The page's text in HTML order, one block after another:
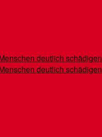
deutlich schädigen
deutlich schädigen